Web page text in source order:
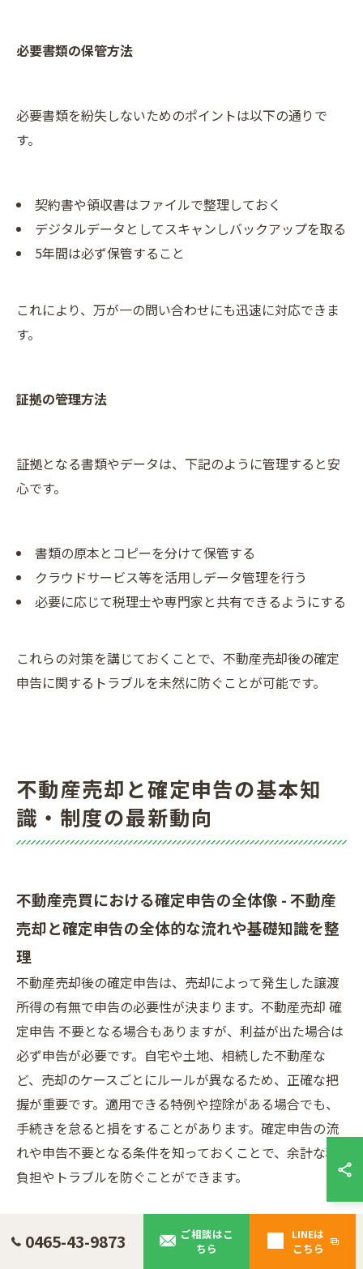
必要書類の保管方法
必要書類を紛失しないためのポイントは以下の通りで
す。
契約書や領収書はファイルで整理しておく
デジタルデータとしてスキャンしバックアップを取る
5年間は必ず保管すること
これにより、万が一の問い合わせにも迅速に対応できま
す。
証拠の管理方法
証拠となる書類やデータは、下記のように管理すると安
心です。
書類の原本とコピーを分けて保管する
クラウドサービス等を活用しデータ管理を行う
必要に応じて税理士や専門家と共有できるようにする
これらの対策を講じておくことで、不動産売却後の確定
申告に関するトラブルを未然に防ぐことが可能です。
不動産売却と確定申告の基本知
識・制度の最新動向
不動産売買における確定申告の全体像 - 不動産
売却と確定申告の全体的な流れや基礎知識を整
理
不動産売却後の確定申告は、売却によって発生した譲渡
所得の有無で申告の必要性が決まります。不動産売却 確
定申告 不要となる場合もありますが、利益が出た場合は
必ず申告が必要です。自宅や土地、相続した不動産な
ど、売却のケースごとにルールが異なるため、正確な把
握が重要です。適用できる特例や控除がある場合でも、
手続きを怠ると損をすることがあります。確定申告の流
れや申告不要となる条件を知っておくことで、余計な税
負担やトラブルを防ぐことができます。
不動産売買と確定申告の関係 - 売却益や損失の計算方
0465-43-9873
ご相談はこ
ちら
LINEは
こちら